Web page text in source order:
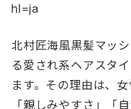
hl=ja
北村匠海風黒髪マッ
る愛され系ヘアスタ
ます。その理由は、
「親しみやすさ」「